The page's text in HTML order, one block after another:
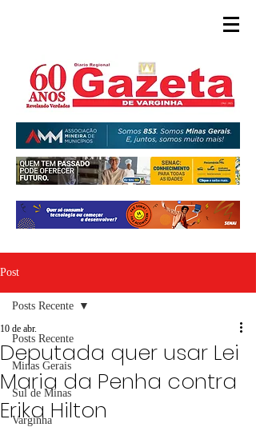
Post
Posts Recente
Minas Gerais
Sul de Minas
Varginha
Posts Recente
Deputada quer usar Lei
Maria da Penha contra
Erika Hilton
10 de abr.